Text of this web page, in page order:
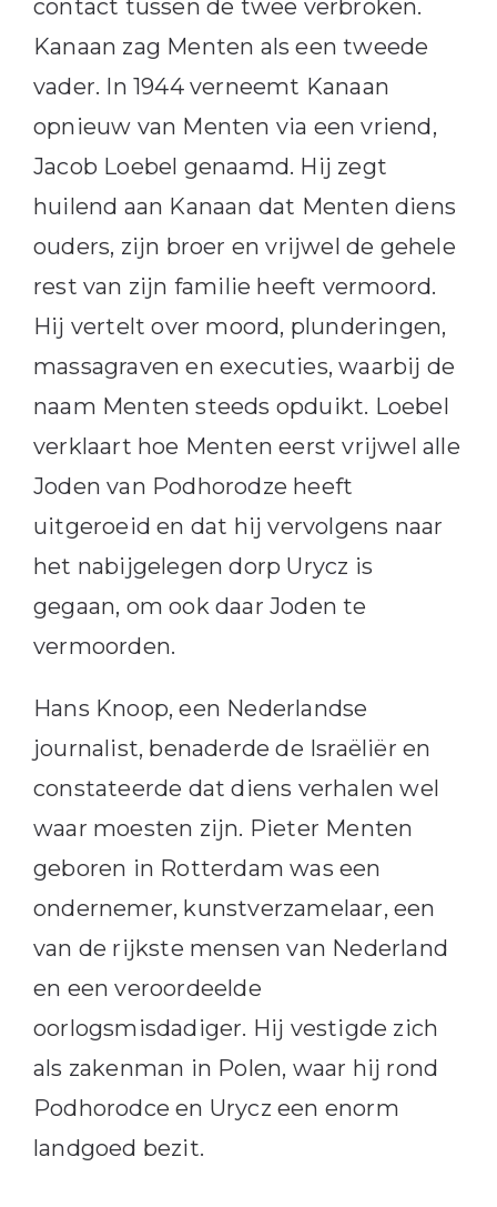
contact tussen de twee verbroken.
Kanaan zag Menten als een tweede
vader. In 1944 verneemt Kanaan
opnieuw van Menten via een vriend,
Jacob Loebel genaamd. Hij zegt
huilend aan Kanaan dat Menten diens
ouders, zijn broer en vrijwel de gehele
rest van zijn familie heeft vermoord.
Hij vertelt over moord, plunderingen,
massagraven en executies, waarbij de
naam Menten steeds opduikt. Loebel
verklaart hoe Menten eerst vrijwel alle
Joden van Podhorodze heeft
uitgeroeid en dat hij vervolgens naar
het nabijgelegen dorp Urycz is
gegaan, om ook daar Joden te
vermoorden.
Hans Knoop, een Nederlandse
journalist, benaderde de Israëliër en
constateerde dat diens verhalen wel
waar moesten zijn. Pieter Menten
geboren in Rotterdam was een
ondernemer, kunstverzamelaar, een
van de rijkste mensen van Nederland
en een veroordeelde
oorlogsmisdadiger. Hij vestigde zich
als zakenman in Polen, waar hij rond
Podhorodce en Urycz een enorm
landgoed bezit.